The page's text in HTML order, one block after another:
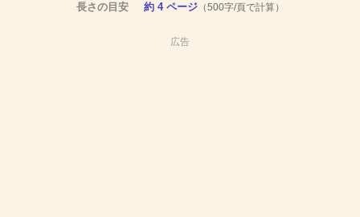
長さの目安
約 4 ページ（500字/頁で計算）
広告